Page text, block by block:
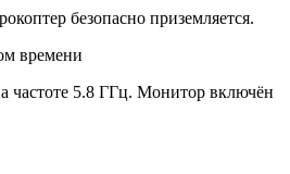
безопасно приземляется.
времени
частоте 5.8 ГГц. Монитор включён